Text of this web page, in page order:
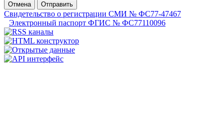
Отмена
Отправить
Свидетельство о регистрации СМИ № ФС77-47467
Электронный паспорт ФГИС № ФС77110096